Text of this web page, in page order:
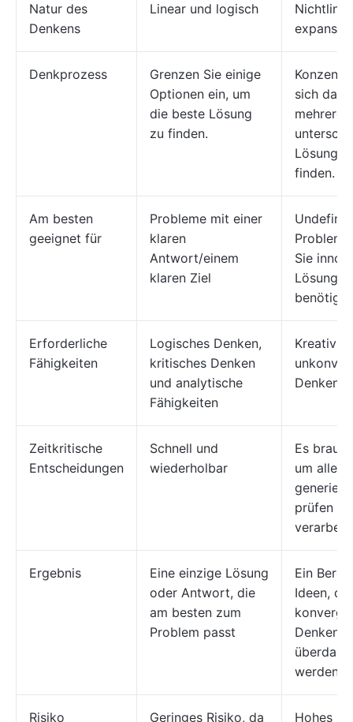
Natur des
Denkens
Linear und logisch
expansiv
Denkprozess
Grenzen Sie einige
Optionen ein, um
die beste Lösung
zu finden.
sich
mehrere
finden.
Am besten
geeignet für
Probleme mit einer
klaren
Antwort/einem
klaren Ziel
Sie
Lösungen
Erforderliche
Fähigkeiten
Logisches Denken,
kritisches Denken
und analytische
Fähigkeiten
Denken
Zeitkritische
Entscheidungen
Schnell und
wiederholbar
Es
um alle
prüfen
Ergebnis
Eine einzige Lösung
oder Antwort, die
am besten zum
Problem passt
Ein
Ideen,
Denken
werden
Risiko
Geringes Risiko, da
Hohes